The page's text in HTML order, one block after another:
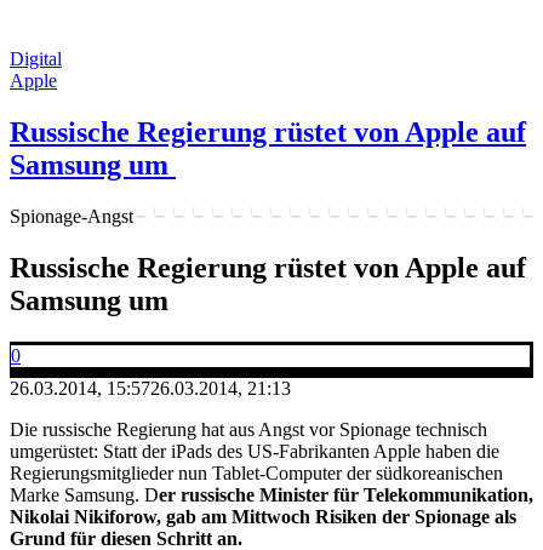
Digital
Apple
Russische Regierung rüstet von Apple auf
Samsung um
Spionage-Angst
Russische Regierung rüstet von Apple auf
Samsung um
0
26.03.2014, 15:5726.03.2014, 21:13
Die russische Regierung hat aus Angst vor Spionage technisch
umgerüstet: Statt der iPads des US-Fabrikanten Apple haben die
Regierungsmitglieder nun Tablet-Computer der südkoreanischen
Marke Samsung. Der russische Minister für Telekommunikation,
Nikolai Nikiforow, gab am Mittwoch Risiken der Spionage als
Grund für diesen Schritt an.